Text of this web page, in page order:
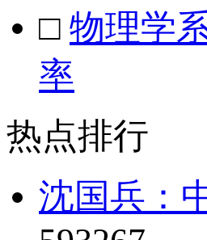
□ 物理学
率
热点排行
沈国兵：